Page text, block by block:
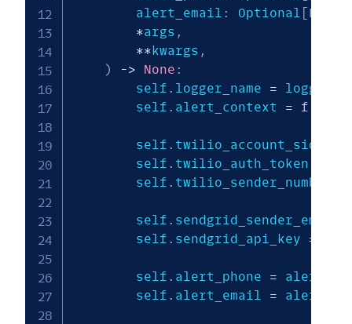
        alert_email
: Optional [List
*args ,
**kwargs ,
)
-> None :
        self
. logger_name =
        self
. alert_context =
        self
. twilio_account_sid
        self
. twilio_auth_token
        self
. twilio_sender_number
        self
. sendgrid_sender_email
        self
. sendgrid_api_key =
        self
. alert_phone =
        self
. alert_email =